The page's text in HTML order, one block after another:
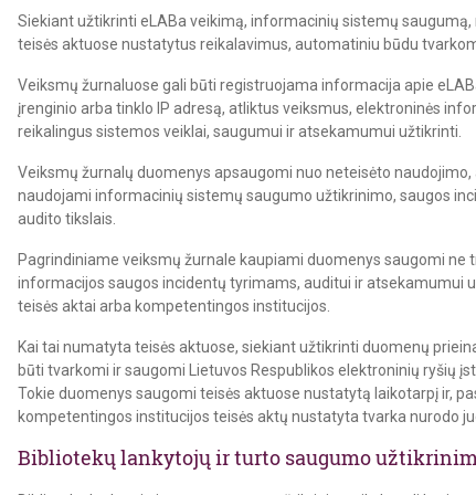
Siekiant užtikrinti eLABa veikimą, informacinių sistemų
teisės aktuose nustatytus reikalavimus, automatiniu būdu
Veiksmų žurnaluose gali būti registruojama informacija apie
įrenginio arba tinklo IP adresą, atliktus veiksmus, elektroninės
reikalingus sistemos veiklai, saugumui ir atsekamumui užtikrinti.
Veiksmų žurnalų duomenys apsaugomi nuo neteisėto
naudojami informacinių sistemų saugumo užtikrinimo, saugos
audito tikslais.
Pagrindiniame veiksmų žurnale kaupiami duomenys saugomi
informacijos saugos incidentų tyrimams, auditui ir atsekamumui
teisės aktai arba kompetentingos institucijos.
Kai tai numatyta teisės aktuose, siekiant užtikrinti duomenų
būti tvarkomi ir saugomi Lietuvos Respublikos elektroninių ryšių
Tokie duomenys saugomi teisės aktuose nustatytą laikotarpį ir,
kompetentingos institucijos teisės aktų nustatyta tvarka nurodo
Bibliotekų lankytojų ir turto saugumo